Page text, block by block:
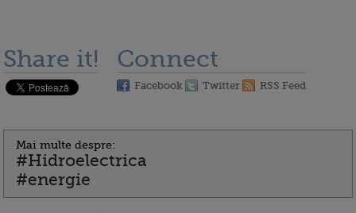
Share it! Connect
Facebook Twitter RSS Feed
Mai multe despre:
#Hidroelectrica
#energie